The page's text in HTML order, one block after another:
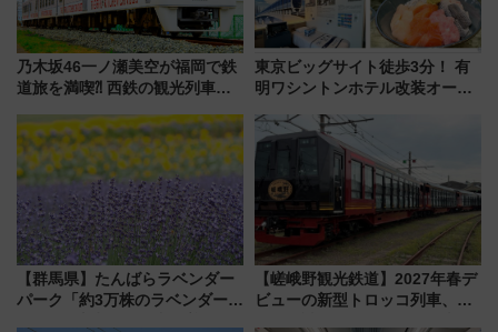
乃木坂46一ノ瀬美空が福岡で鉄
道旅を満喫⁈ 西鉄の観光列車
CHIKUGO」で巡る福岡･太宰
府･柳川の旅！YouTubeが公開
に
東京ビッグサイト徒歩3分！ 有
明ワシントンホテル改装オープ
客室」や海鮮丼が人気の朝食ビ
ュッフェを現地レポ
【群馬県】たんばらラベンダー
パーク「約3万株のラベンダー」
【嵯峨野観光鉄道】2027年春デ
ビューの新型トロッコ列車、い